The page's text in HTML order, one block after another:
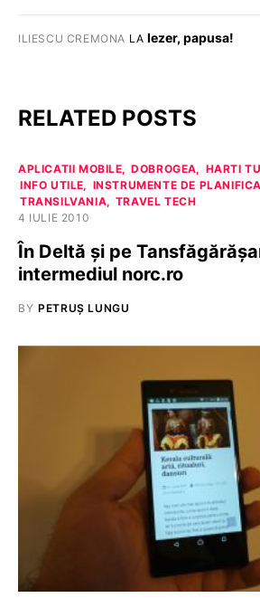
ILIESCU CREMONA LA Iezer, papusa!
RELATED POSTS
APLICATII MOBILE DOBROGEA
HARTI
INFO UTILE
INSTRUMENTE DE
TRANSILVANIA
TRAVEL TECH
4 IULIE 2010
În Deltă şi pe
intermediul norc.ro
BY PETRUȘ LUNGU